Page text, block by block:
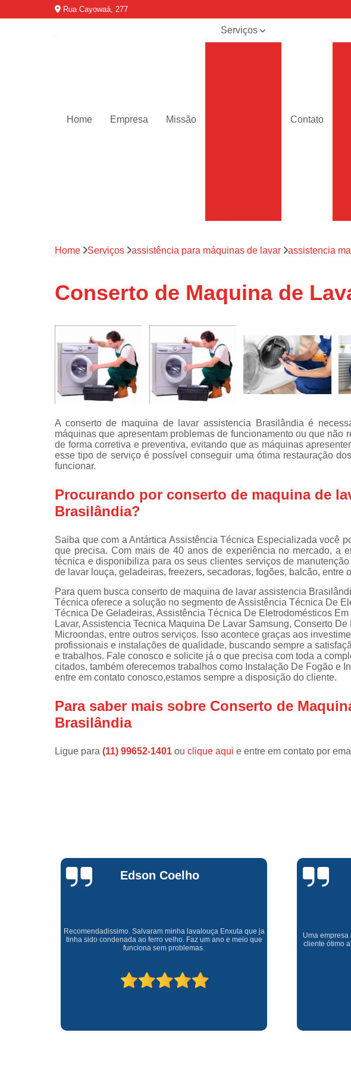
Rua Cayowaá, 277
Home Empresa Missão
Serviços
refrigeradores
técnica de
técnicas de
fogão
Assistências
técnicas de
microondas
Conserto de
máquinas de
lavar
adega
Consertos de
geladeiras
expositoras
fogões
Instalações de
lava e seca
de fogão
Manutenções
em freezer
Contato
Home Serviços assistência para máquinas de lavar assistencia
Conserto de Maquina de
A conserto de maquina de lavar assistencia Brasilândia é
máquinas que apresentam problemas de funcionamento ou que não
de forma corretiva e preventiva, evitando que as máquinas
esse tipo de serviço é possível conseguir uma ótima restauração
funcionar.
Procurando por conserto de maquina de
Brasilândia?
Saiba que com a Antártica Assistência Técnica Especializada você
que precisa. Com mais de 40 anos de experiência no mercado, a
técnica e disponibiliza para os seus clientes serviços de
de lavar louça, geladeiras, freezers, secadoras, fogões, balcão, entre
Para quem busca conserto de maquina de lavar assistencia
Técnica oferece a solução no segmento de Assistência Técnica De
Técnica De Geladeiras, Assistência Técnica De Eletrodomésticos
Lavar, Assistencia Tecnica Maquina De Lavar Samsung, Conserto
Microondas, entre outros serviços. Isso acontece graças aos
profissionais e instalações de qualidade, buscando sempre a
e trabalhos. Fale conosco e solicite já o que precisa com toda a
citados, também oferecemos trabalhos como Instalação De Fogão e
entre em contato conosco,estamos sempre a disposição do cliente.
Para saber mais sobre Conserto de
Brasilândia
Ligue para (11) 99652-1401 ou clique aqui e entre em contato por
Waldirene
Monteiro
Uma empresa á 41 anos no mercado que sempre valoriza o
cliente ótimo atendimento com garantia de todos o serviços.
telefônico (q
técnico Sr
seca q